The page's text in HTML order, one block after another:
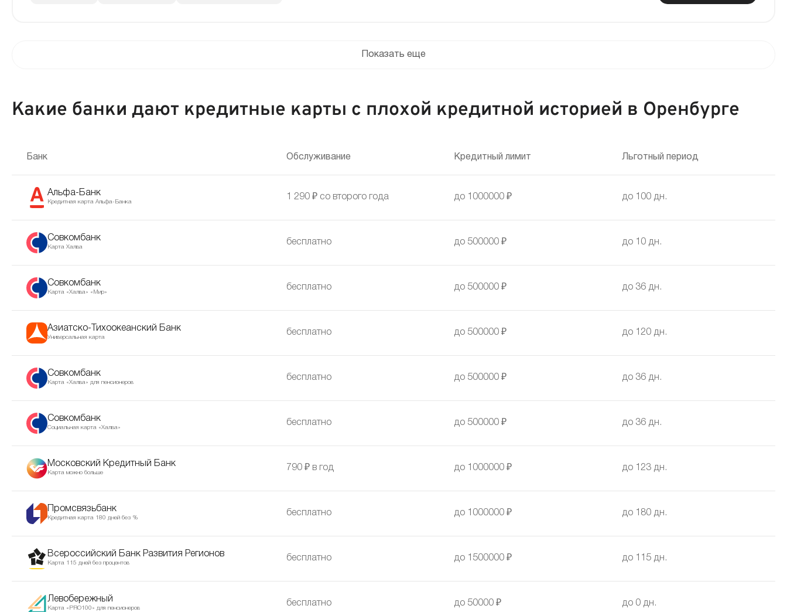
Показать еще
Какие банки дают кредитные карты с плохой кредитной историей в Оренбурге
Банк Обслуживание Кредитный лимит Льготный период
Альфа-Банк
Кредитная карта Альфа-Банка
1 290 ₽ со второго года до 1000000 ₽ до 100 дн.
Совкомбанк
Карта Халва
бесплатно до 500000 ₽ до 10 дн.
Совкомбанк
Карта «Халва» «Мир»
бесплатно до 500000 ₽ до 36 дн.
Азиатско-Тихоокеанский Банк
Универсальная карта
бесплатно до 500000 ₽ до 120 дн.
Совкомбанк
Карта «Халва» для пенсионеров
бесплатно до 500000 ₽ до 36 дн.
Совкомбанк
Социальная карта «Халва»
бесплатно до 500000 ₽ до 36 дн.
Московский Кредитный Банк
Карта можно больше
790 ₽ в год до 1000000 ₽ до 123 дн.
Промсвязьбанк
Кредитная карта 180 дней без %
бесплатно до 1000000 ₽ до 180 дн.
Всероссийский Банк Развития Регионов
Карта 115 дней без процентов
бесплатно до 1500000 ₽ до 115 дн.
Левобережный
Карта «PRO100» для пенсионеров
бесплатно до 50000 ₽ до 0 дн.